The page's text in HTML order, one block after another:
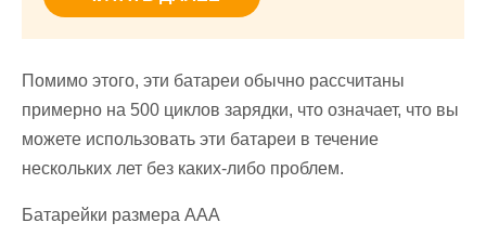
Помимо этого, эти батареи обычно рассчитаны
примерно на 500 циклов зарядки, что означает, что вы
можете использовать эти батареи в течение
нескольких лет без каких-либо проблем.
Батарейки размера AAA